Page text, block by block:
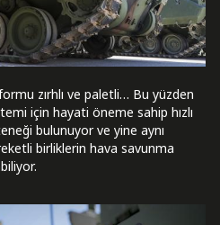
zırhlı ve paletli… Bu yüzden
için hayati öneme sahip hızlı
bulunuyor ve yine aynı
birliklerin hava savunma